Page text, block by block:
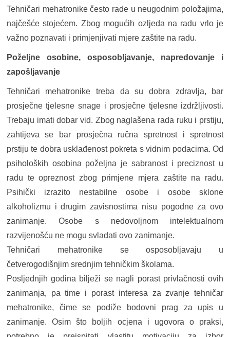
Tehničari mehatronike često rade u neugodnim položajima,
najčešće stojećem. Zbog mogućih ozljeda na radu vrlo je
važno poznavati i primjenjivati mjere zaštite na radu.
Poželjne osobine, osposobljavanje, napredovanje i
zapošljavanje
Tehničari mehatronike treba da su dobra zdravlja, bar
prosječne tjelesne snage i prosječne tjelesne izdržljivosti.
Trebaju imati dobar vid. Zbog naglašena rada ruku i prstiju,
zahtijeva se bar prosječna ručna spretnost i spretnost
prstiju te dobra usklađenost pokreta s vidnim podacima. Od
psiholoških osobina poželjna je sabranost i preciznost u
radu te opreznost zbog primjene mjera zaštite na radu.
Psihički izrazito nestabilne osobe i osobe sklone
alkoholizmu i drugim zavisnostima nisu pogodne za ovo
zanimanje. Osobe s nedovoljnom intelektualnom
razvijenošću ne mogu svladati ovo zanimanje.
Tehničari mehatronike se osposobljavaju u
četverogodišnjim srednjim tehničkim školama.
Posljednjih godina bilježi se nagli porast privlačnosti ovih
zanimanja, pa time i porast interesa za zvanje tehničar
mehatronike, čime se podiže bodovni prag za upis u
zanimanje. Osim što boljih ocjena i ugovora o praksi,